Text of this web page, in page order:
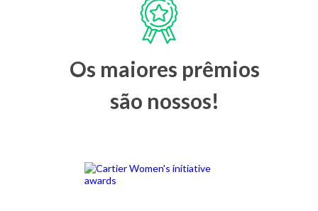
Os maiores prêmios
são nossos!